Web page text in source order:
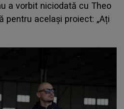
a vorbit niciodată cu Theo
pentru același proiect: „Ați